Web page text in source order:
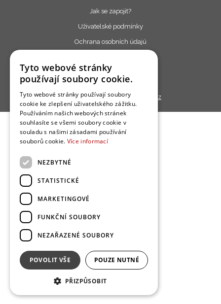
Jak se zapojit?
Uživatelské podmínky
Ochrana osobních údajú
Redakce
Copyright © 2013 - 2026, Bydlo.cz
Tyto webové stránky
používají soubory cookie.
Tyto webové stránky používají soubory
cookie ke zlepšení uživatelského zážitku.
Používáním našich webových stránek
souhlasíte se všemi soubory cookie v
souladu s našimi zásadami používání
souborů cookie. Více informací
NEZBYTNÉ
STATISTICKÉ
MARKETINGOVÉ
FUNKČNÍ SOUBORY
NEZAŘAZENÉ SOUBORY
POVOLIT VŠE POUZE NUTNÉ
PŘIZPŮSOBIT